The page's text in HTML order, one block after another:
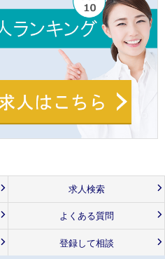
求人検索
よくある質問
登録して相談